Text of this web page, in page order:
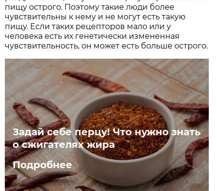
пищу острого. Поэтому такие люди более
чувствительны к нему и не могут есть такую
пищу. Если таких рецепторов мало или у
человека есть их генетически измененная
чувствительность, он может есть больше острого.
Задай себе перцу! Что нужно знать
о сжигателях жира
Подробнее